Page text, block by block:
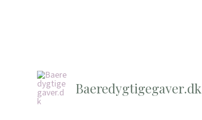
Baeredygtigegaver.dk